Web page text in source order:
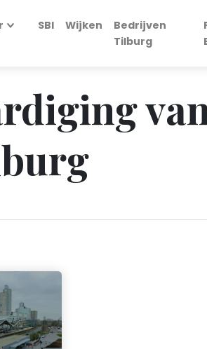
SBI Wijken
Bedrijven
Tilburg